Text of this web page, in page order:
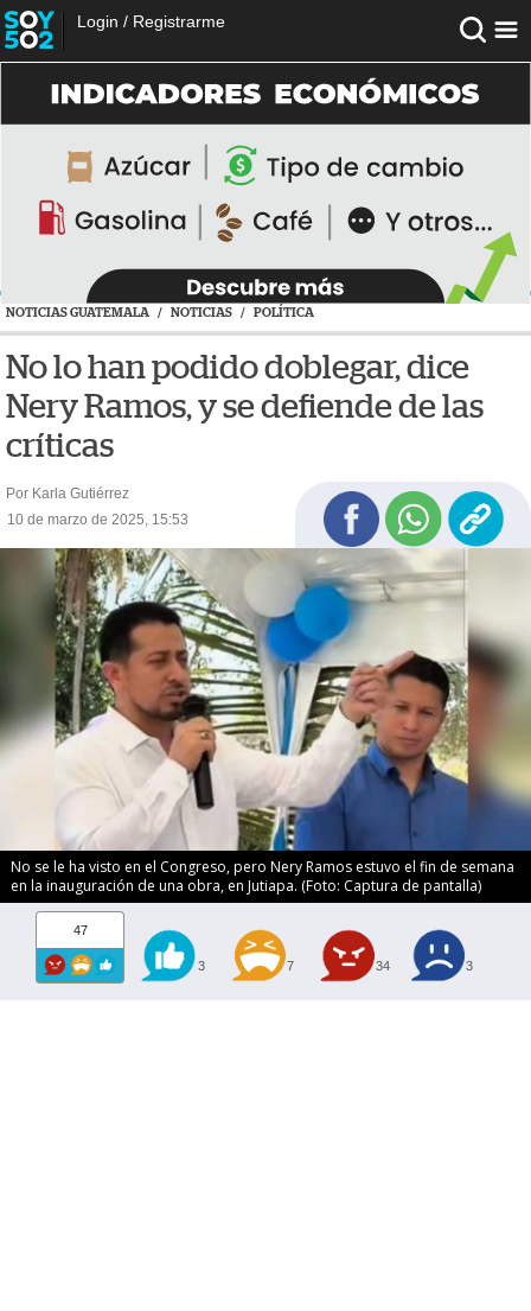
Login / Registrarme
NOTICIAS GUATEMALA / NOTICIAS / POLÍTICA
No lo han podido doblegar, dice
Nery Ramos, y se defiende de las
críticas
Por Karla Gutiérrez
10 de marzo de 2025, 15:53
No se le ha visto en el Congreso, pero Nery Ramos estuvo el fin de semana
en la inauguración de una obra, en Jutiapa. (Foto: Captura de pantalla)
47
3 7 34 3